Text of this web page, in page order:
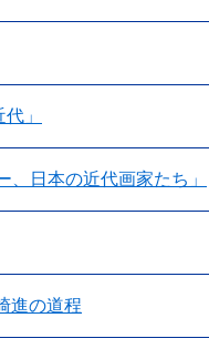
」
日本の近代画家たち」
進の道程